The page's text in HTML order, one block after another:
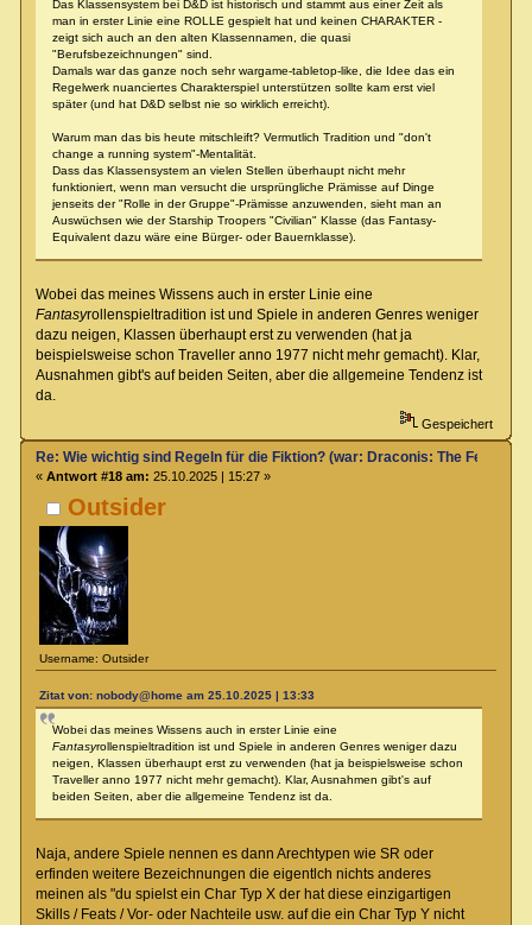
Das Klassensystem bei D&D ist historisch und stammt aus einer Zeit als
man in erster Linie eine ROLLE gespielt hat und keinen CHARAKTER -
zeigt sich auch an den alten Klassennamen, die quasi
"Berufsbezeichnungen" sind.
Damals war das ganze noch sehr wargame-tabletop-like, die Idee das ein
Regelwerk nuanciertes Charakterspiel unterstützen sollte kam erst viel
später (und hat D&D selbst nie so wirklich erreicht).
Warum man das bis heute mitschleift? Vermutlich Tradition und "don't
change a running system"-Mentalität.
Dass das Klassensystem an vielen Stellen überhaupt nicht mehr
funktioniert, wenn man versucht die ursprüngliche Prämisse auf Dinge
jenseits der "Rolle in der Gruppe"-Prämisse anzuwenden, sieht man an
Auswüchsen wie der Starship Troopers "Civilian" Klasse (das Fantasy-
Equivalent dazu wäre eine Bürger- oder Bauernklasse).
Wobei das meines Wissens auch in erster Linie eine
Fantasyrollenspieltradition ist und Spiele in anderen Genres weniger
dazu neigen, Klassen überhaupt erst zu verwenden (hat ja
beispielsweise schon Traveller anno 1977 nicht mehr gemacht). Klar,
Ausnahmen gibt's auf beiden Seiten, aber die allgemeine Tendenz ist
da.
Gespeichert
Outsider
Username: Outsider
Re: Wie wichtig sind Regeln für die Fiktion? (war: Draconis: The Feel-
« Antwort #18 am: 25.10.2025 | 15:27 »
Zitat von: nobody@home am 25.10.2025 | 13:33
Wobei das meines Wissens auch in erster Linie eine
Fantasyrollenspieltradition ist und Spiele in anderen Genres weniger dazu
neigen, Klassen überhaupt erst zu verwenden (hat ja beispielsweise schon
Traveller anno 1977 nicht mehr gemacht). Klar, Ausnahmen gibt's auf
beiden Seiten, aber die allgemeine Tendenz ist da.
Naja, andere Spiele nennen es dann Arechtypen wie SR oder
erfinden weitere Bezeichnungen die eigentlch nichts anderes
meinen als "du spielst ein Char Typ X der hat diese einzigartigen
Skills / Feats / Vor- oder Nachteile usw. auf die ein Char Typ Y nicht